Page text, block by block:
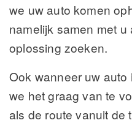
we uw auto komen
namelijk samen met
oplossing zoeken.
Ook wanneer uw
we het graag van te
als de route vanuit de